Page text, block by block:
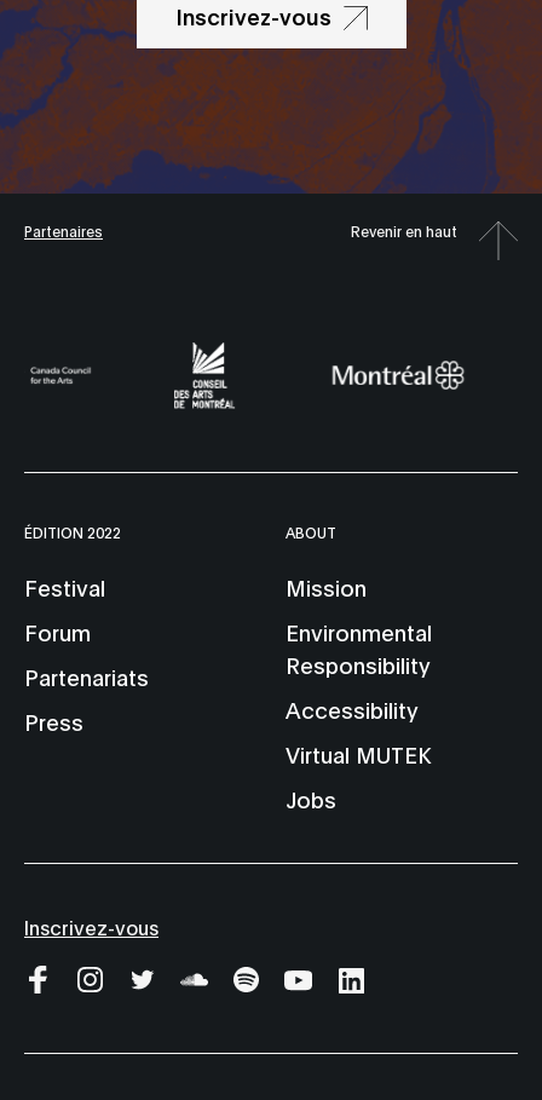
Inscrivez-vous
Partenaires Revenir en haut
ÉDITION 2022
Festival
Forum
Partenariats
Press
ABOUT
Mission
Environmental
Responsibility
Accessibility
Virtual MUTEK
Jobs
Inscrivez-vous